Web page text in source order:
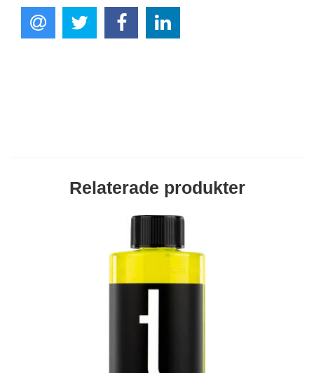
Relaterade produkter